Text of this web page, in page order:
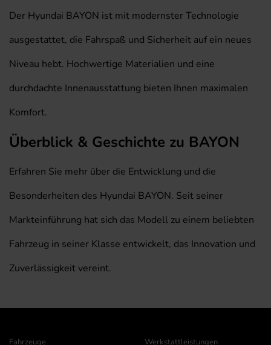
Der Hyundai BAYON ist mit modernster Technologie
ausgestattet, die Fahrspaß und Sicherheit auf ein neues
Niveau hebt. Hochwertige Materialien und eine
durchdachte Innenausstattung bieten Ihnen maximalen
Komfort.
Überblick & Geschichte zu BAYON
Erfahren Sie mehr über die Entwicklung und die
Besonderheiten des Hyundai BAYON. Seit seiner
Markteinführung hat sich das Modell zu einem beliebten
Fahrzeug in seiner Klasse entwickelt, das Innovation und
Zuverlässigkeit vereint.
Fahrzeuge Werkstattleistungen